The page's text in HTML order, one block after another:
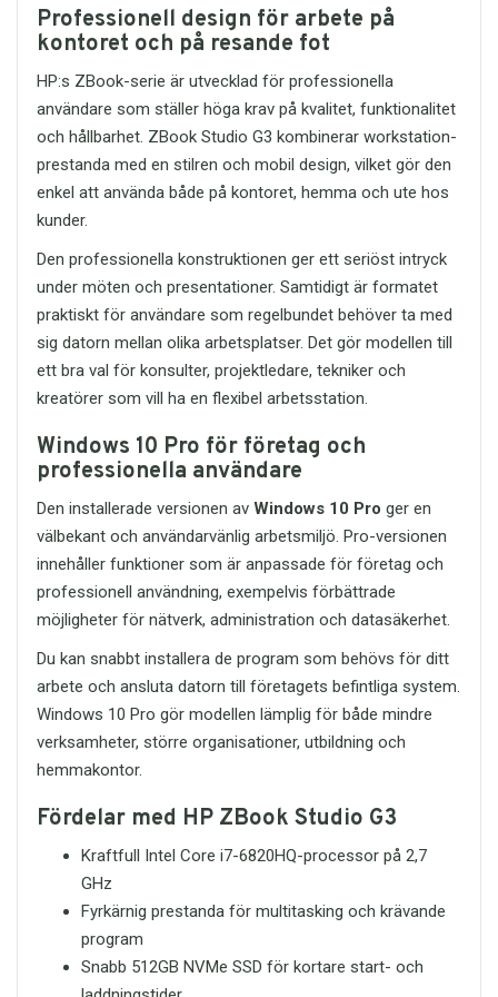
fördelar genom dess långa livscykel
och effektiva resursanvändning.
Föreställ dig att ha samma pålitliga
upplevelse varje gång du sätter handen
på din M185. Oavsett om du är på
språng, hemma eller på kontoret,
levererar denna mus en exceptionell
användarupplevelse. Kanske det som
och funktionalitet — en sann avspegling
av Logitechs engagemang för att skapa
produkter som förbättrar vardagens
teknikupplevelse med stil, tillgänglighet
och tillförlitlighet.
enkel transport
Skyddskåpa som hjälper till
Praktisk nyckelring för smidig
användning på språng
Passar för arbete, studier,
backup och privat bruk
Bred kompatibilitet med flera
operativsystem
lagring
Tekniska specifikationer
Produkt:
Kingston
DataTraveler Exodia M USB
flashdrive
Kapacitet:64GB
Kompatibilitet:
Bakåtkompatibel med USB 2.0
11,6 mm
Vikt:cirka 10 gram
Operativsystem:
Windows,
macOS, Linux och Chrome OS
Användning:Lagring,
filöverföring och backup
Ett smart val för säker och
smidig lagring
Kingston DataTraveler Exodia M USB 3.2
64GB är ett idealiskt USB-minne för dig
som vill ha en enkel, snabb och
portabel lösning för dina digitala filer.
användare som för studenter och
lagringsutrymme i vardagen.
kapacitet, USB 3.2-prestanda, kompakt
design och pålitlig Kingston-kvalitet är
detta USB-flashminne ett starkt val för
effektiv filhantering. Har du frågor om
Fördelar med SOLID Stereo
Headset HT-HD212
Klart stereoljud med bra
balans mellan bas och diskant
Justerbar mikrofon för tydliga
samtal
Bekväm passform för lång
användning
Universell 3,5 mm-anslutning
Kompatibel med dator, laptop,
Robust konstruktion för daglig
Perfekt för arbete, studier,
gaming och multimedia
Mycket bra pris–prestanda-
förhållande
Beställ ditt SOLID HT-HD212
Om du letar efter ettpålitligt
stereoheadset med mikrofon
kompatibilitet ärSOLID Stereo
Headset med mikrofon HT-HD212ett
utmärkt val. Det är ett prisvärt headset
som fungerar perfekt för både arbete,
beställning? Kontakta oss gärna via e-
post påorder@itreservdelar.se så
hjälper vi dig snabbt.
Med SOLID HT-HD212 får du ett headset
som levererar stabil prestanda, tydlig
Professionell design för arbete på
kontoret och på resande fot
HP:s ZBook-serie är utvecklad för professionella
användare som ställer höga krav på kvalitet, funktionalitet
och hållbarhet. ZBook Studio G3 kombinerar workstation-
prestanda med en stilren och mobil design, vilket gör den
enkel att använda både på kontoret, hemma och ute hos
kunder.
Den professionella konstruktionen ger ett seriöst intryck
under möten och presentationer. Samtidigt är formatet
praktiskt för användare som regelbundet behöver ta med
sig datorn mellan olika arbetsplatser. Det gör modellen till
ett bra val för konsulter, projektledare, tekniker och
kreatörer som vill ha en flexibel arbetsstation.
Windows 10 Pro för företag och
professionella användare
Den installerade versionen av Windows 10 Pro ger en
välbekant och användarvänlig arbetsmiljö. Pro-versionen
innehåller funktioner som är anpassade för företag och
professionell användning, exempelvis förbättrade
möjligheter för nätverk, administration och datasäkerhet.
Du kan snabbt installera de program som behövs för ditt
arbete och ansluta datorn till företagets befintliga system.
Windows 10 Pro gör modellen lämplig för både mindre
verksamheter, större organisationer, utbildning och
hemmakontor.
Fördelar med HP ZBook Studio G3
Kraftfull Intel Core i7-6820HQ-processor på 2,7
GHz
Fyrkärnig prestanda för multitasking och krävande
program
Snabb 512GB NVMe SSD för kortare start- och